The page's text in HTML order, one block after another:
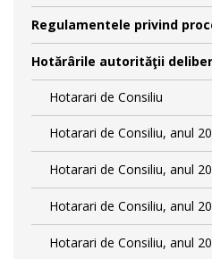
Regulamentele privind
Hotărârile autorităţii
Hotarari de Consiliu
Hotarari de Consiliu, anul
Hotarari de Consiliu, anul
Hotarari de Consiliu, anul
Hotarari de Consiliu, anul